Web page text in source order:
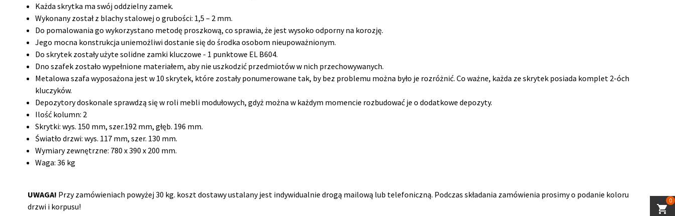
Każda skrytka ma swój oddzielny zamek.
Wykonany został z blachy stalowej o grubości: 1,5 – 2 mm.
Do pomalowania go wykorzystano metodę proszkową, co sprawia, że jest wysoko odporny na korozję.
Jego mocna konstrukcja uniemożliwi dostanie się do środka osobom nieupoważnionym.
Do skrytek zostały użyte solidne zamki kluczowe - 1 punktowe EL B604.
Dno szafek zostało wypełnione materiałem, aby nie uszkodzić przedmiotów w nich przechowywanych.
Metalowa szafa wyposażona jest w 10 skrytek, które zostały ponumerowane tak, by bez problemu można było je rozróżnić. Co ważne, każda ze skrytek posiada komplet 2-óch
kluczyków.
Depozytory doskonale sprawdzą się w roli mebli modułowych, gdyż można w każdym momencie rozbudować je o dodatkowe depozyty.
Ilość kolumn: 2
Skrytki: wys. 150 mm, szer.192 mm, głęb. 196 mm.
Światło drzwi: wys. 117 mm, szer. 130 mm.
Wymiary zewnętrzne: 780 x 390 x 200 mm.
Waga: 36 kg
UWAGA! Przy zamówieniach powyżej 30 kg. koszt dostawy ustalany jest indywidualnie drogą mailową lub telefoniczną. Podczas składania zamówienia prosimy o podanie koloru
drzwi i korpusu!
shopping_cart
0